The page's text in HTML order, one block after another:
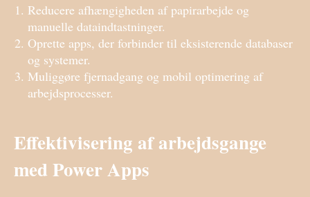
Reducere afhængigheden af papirarbejde og
manuelle dataindtastninger.
Oprette apps, der forbinder til eksisterende databaser
og systemer.
Muliggøre fjernadgang og mobil optimering af
arbejdsprocesser.
Effektivisering af arbejdsgange
med Power Apps